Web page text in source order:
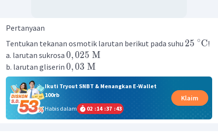
Pertanyaan
Tentukan tekanan osmotik larutan berikut pada suhu 25 ∘C!
a. larutan sukrosa 0,025 M
b. larutan gliserin 0,03 M
Ikuti Tryout SNBT & Menangkan E-Wallet
100rb
Habis dalam
02 :14 :37 :43
Klaim